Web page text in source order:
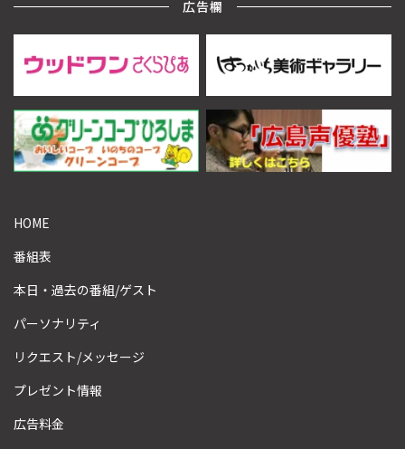
広告欄
HOME
番組表
本日・過去の番組/ゲスト
パーソナリティ
リクエスト/メッセージ
プレゼント情報
広告料金